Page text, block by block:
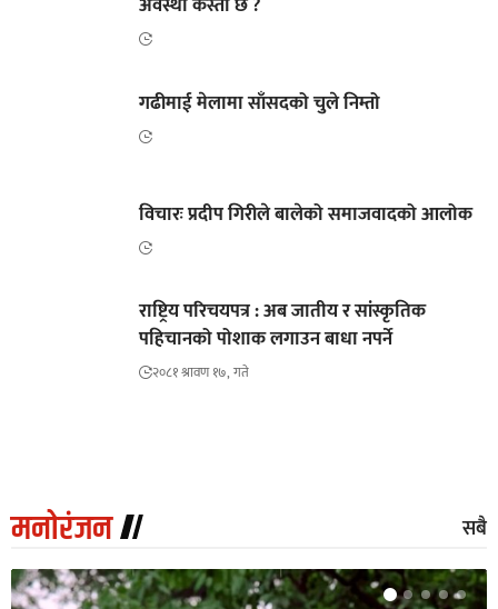
गढीमाई मेलामा साँसदको चुले निम्तो
विचारः प्रदीप गिरीले बालेको समाजवादको आलोक
राष्ट्रिय परिचयपत्र : अब जातीय र सांस्कृतिक
पहिचानको पोशाक लगाउन बाधा नपर्ने
२०८१ श्रावण १७, गते
मनोरंजन सबै